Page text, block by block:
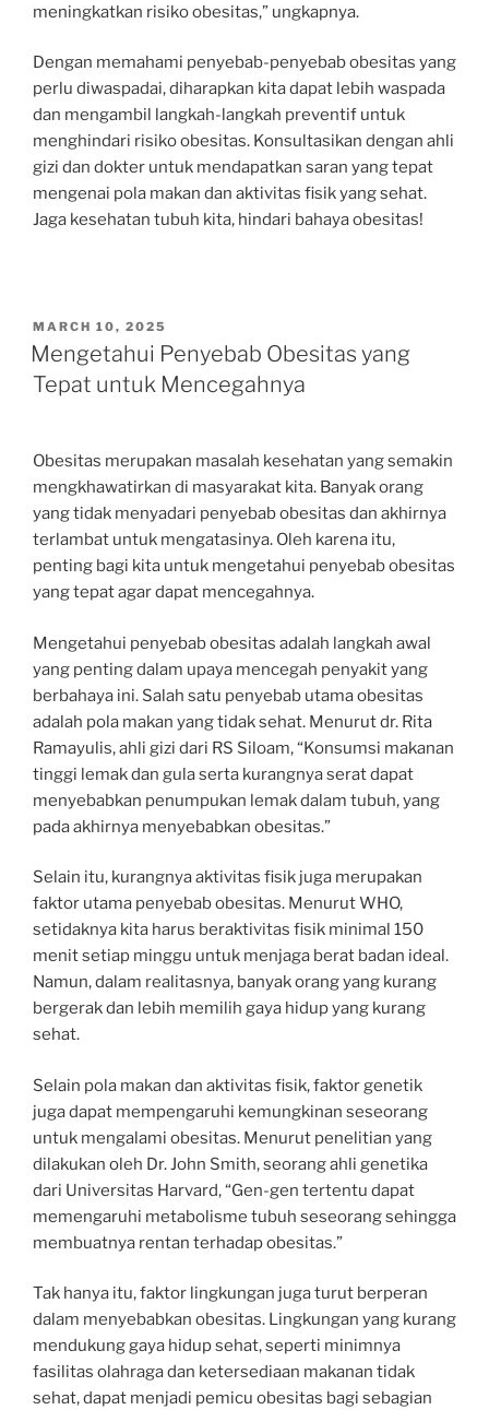
meningkatkan risiko obesitas,” ungkapnya.
Dengan memahami penyebab-penyebab obesitas yang
perlu diwaspadai, diharapkan kita dapat lebih waspada
dan mengambil langkah-langkah preventif untuk
menghindari risiko obesitas. Konsultasikan dengan ahli
gizi dan dokter untuk mendapatkan saran yang tepat
mengenai pola makan dan aktivitas fisik yang sehat.
Jaga kesehatan tubuh kita, hindari bahaya obesitas!
POSTED
ON
MARCH 10, 2025
Mengetahui Penyebab Obesitas yang
Tepat untuk Mencegahnya
Obesitas merupakan masalah kesehatan yang semakin
mengkhawatirkan di masyarakat kita. Banyak orang
yang tidak menyadari penyebab obesitas dan akhirnya
terlambat untuk mengatasinya. Oleh karena itu,
penting bagi kita untuk mengetahui penyebab obesitas
yang tepat agar dapat mencegahnya.
Mengetahui penyebab obesitas adalah langkah awal
yang penting dalam upaya mencegah penyakit yang
berbahaya ini. Salah satu penyebab utama obesitas
adalah pola makan yang tidak sehat. Menurut dr. Rita
Ramayulis, ahli gizi dari RS Siloam, “Konsumsi makanan
tinggi lemak dan gula serta kurangnya serat dapat
menyebabkan penumpukan lemak dalam tubuh, yang
pada akhirnya menyebabkan obesitas.”
Selain itu, kurangnya aktivitas fisik juga merupakan
faktor utama penyebab obesitas. Menurut WHO,
setidaknya kita harus beraktivitas fisik minimal 150
menit setiap minggu untuk menjaga berat badan ideal.
Namun, dalam realitasnya, banyak orang yang kurang
bergerak dan lebih memilih gaya hidup yang kurang
sehat.
Selain pola makan dan aktivitas fisik, faktor genetik
juga dapat mempengaruhi kemungkinan seseorang
untuk mengalami obesitas. Menurut penelitian yang
dilakukan oleh Dr. John Smith, seorang ahli genetika
dari Universitas Harvard, “Gen-gen tertentu dapat
memengaruhi metabolisme tubuh seseorang sehingga
membuatnya rentan terhadap obesitas.”
Tak hanya itu, faktor lingkungan juga turut berperan
dalam menyebabkan obesitas. Lingkungan yang kurang
mendukung gaya hidup sehat, seperti minimnya
fasilitas olahraga dan ketersediaan makanan tidak
sehat, dapat menjadi pemicu obesitas bagi sebagian